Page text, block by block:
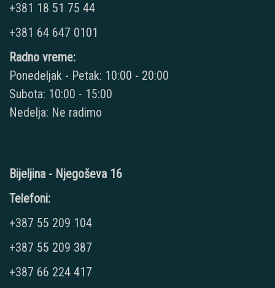
+381 18 51 75 44
+381 64 647 0101
Radno vreme:
Ponedeljak - Petak: 10:00 - 20:00
Subota: 10:00 - 15:00
Nedelja: Ne radimo
Bijeljina - Njegoševa 16
Telefoni:
+387 55 209 104
+387 55 209 387
+387 66 224 417